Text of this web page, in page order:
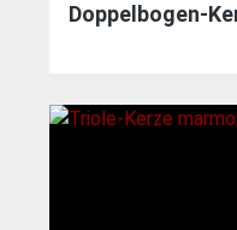
Doppelbogen-